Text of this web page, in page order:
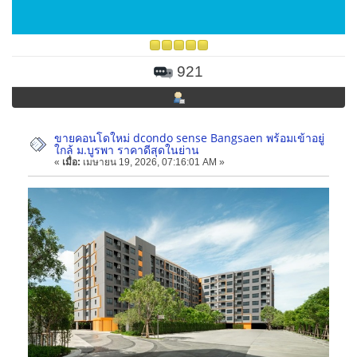
921
ขายคอนโดใหม่ dcondo sense Bangsaen พร้อมเข้าอยู่
ใกล้ ม.บูรพา ราคาดีสุดในย่าน
« เมื่อ: เมษายน 19, 2026, 07:16:01 AM »